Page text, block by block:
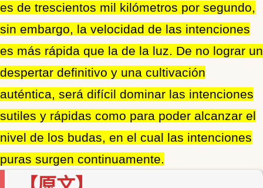
es de trescientos mil kilómetros por segundo,
sin embargo, la velocidad de las intenciones
es más rápida que la de la luz. De no lograr un
despertar definitivo y una cultivación
auténtica, será difícil dominar las intenciones
sutiles y rápidas como para poder alcanzar el
nivel de los budas, en el cual las intenciones
puras surgen continuamente.